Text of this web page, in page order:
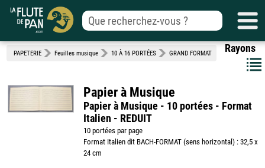
PAPETERIE Feuilles musique 10 À 16 PORTÉES GRAND FORMAT Rayons
Papier à Musique
Papier à Musique - 10 portées - Format
Italien - REDUIT
10 portées par page
Format Italien dit BACH-FORMAT (sens horizontal) : 32,5 x
24 cm